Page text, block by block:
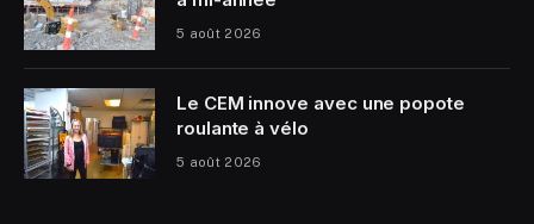
5 août 2026
Le CEM innove avec une popote
roulante à vélo
5 août 2026